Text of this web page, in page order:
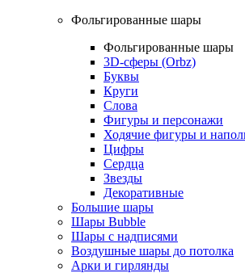
Фольгированные шары
Фольгированные шары
3D-сферы (Orbz)
Буквы
Круги
Слова
Фигуры и персонажи
Ходячие фигуры и
Цифры
Сердца
Звезды
Декоративные
Большие шары
Шары Bubble
Шары с надписями
Воздушные шары до потолка
Арки и гирлянды